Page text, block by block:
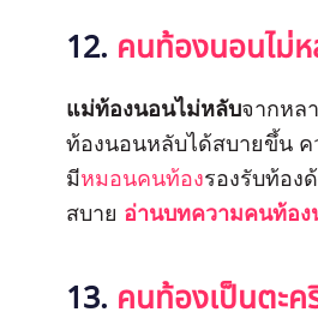
12. คนท้องนอนไม่
แม่ท้องนอนไม่หลับจากหล
ท้องนอนหลับได้สบายขึ้น ค
มีหมอนคนท้องรองรับท้อง
สบาย อ่านบทความคนท้อ
13. คนท้องเป็นตะ